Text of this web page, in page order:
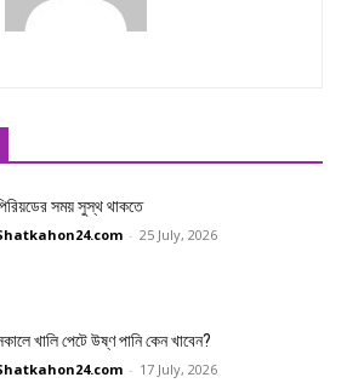
সময় সুস্থ থাকতে
- 25 July, 2026
খালি পেটে উষ্ণ পানি কেন খাবেন?
- 17 July, 2026